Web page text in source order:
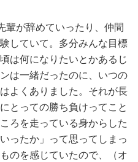
が辞めていったり、仲間
していて。多分みんな目標
は何になりたいとかあるじ
は一緒だったのに、いつの
よくありました。それが長
とっての勝ち負けってこと
ろを走っている身からした
ったか」って思ってしまっ
のを感じていたので、（オ